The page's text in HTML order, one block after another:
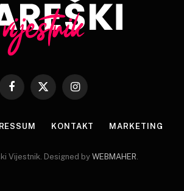
Facebook
X
Instagram
KONTAKT MARKETING
Vijestnik. Designed byWEBMAHER